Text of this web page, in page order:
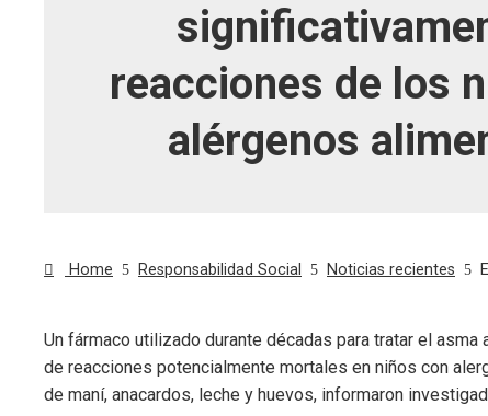
reacciones de los
alérgenos
Home Responsabilidad Social Noticias recientes
Un fármaco utilizado durante décadas para tratar el
de reacciones potencialmente mortales en niños con
de maní, anacardos, leche y huevos, informaron